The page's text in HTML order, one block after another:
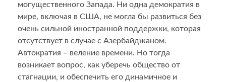
могущественного Запада. Ни одна демократия в
мире, включая в США, не могла бы развиться без
очень сильной иностранной поддержки, которая
отсутствует в случае с Азербайджаном.
Автократия – веление времени. Но тогда
возникает вопрос, как уберечь общество от
стагнации, и обеспечить его динамичное и